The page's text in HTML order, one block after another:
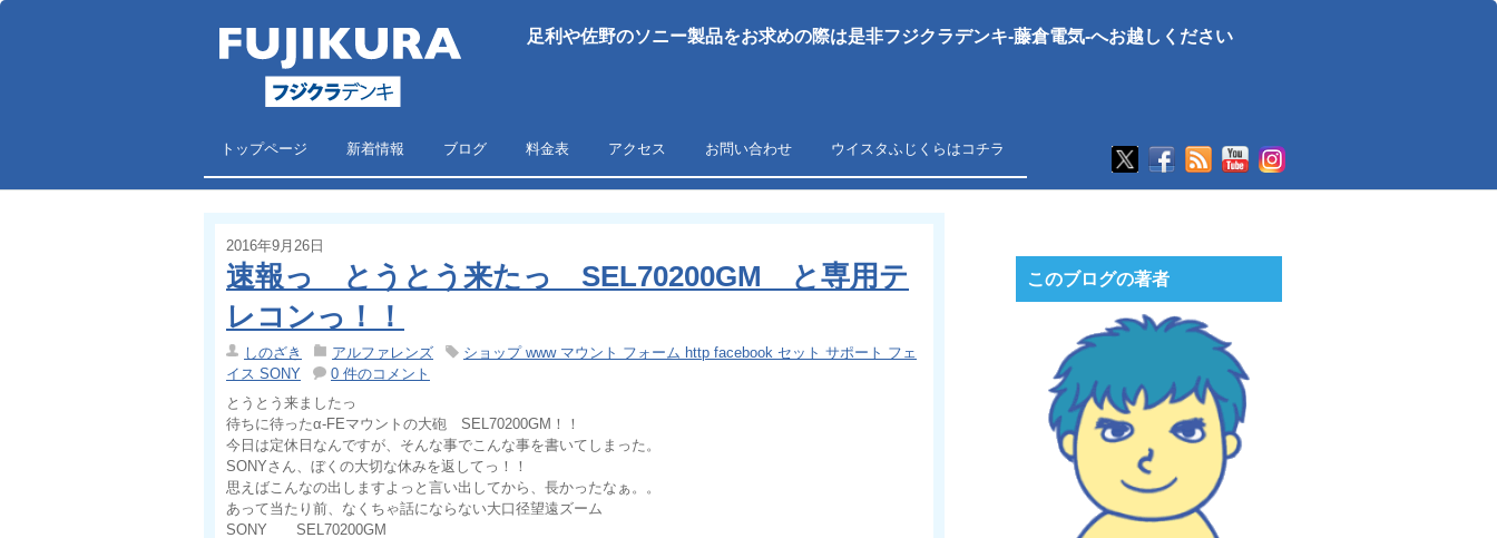
足利や佐野のソニー製品をお求めの際は是非フジクラデンキ-藤倉電気-へお越しください
トップページ 新着情報 ブログ 料金表 アクセス お問い合わせ ウイスタふじくらはコチラ
2016年9月26日
速報っ とうとう来たっ SEL70200GM と専用テ
レコンっ！！
しのざき アルファレンズ
ショップ www マウント フォーム http facebook セット サポート フェ
イス SONY
0 件のコメント
とうとう来ましたっ
待ちに待ったα-FEマウントの大砲 SEL70200GM！！
今日は定休日なんですが、そんな事でこんな事を書いてしまった。
SONYさん、ぼくの大切な休みを返してっ！！
思えばこんなの出しますよっと言い出してから、長かったなぁ。。
あって当たり前、なくちゃ話にならない大口径望遠ズーム
SONY SEL70200GM
このブログの著者